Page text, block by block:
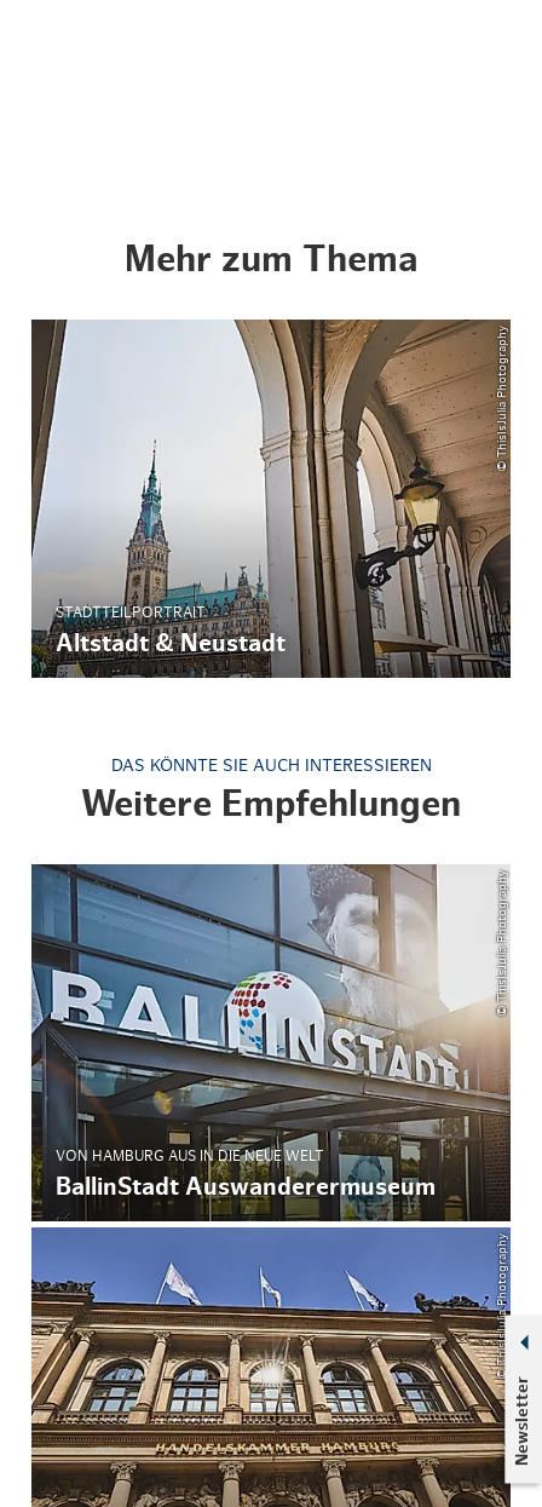
Newsletter
Mehr zum Thema
© ThisIsJulia Photography
STADTTEILPORTRAIT
Altstadt & Neustadt
DAS KÖNNTE SIE AUCH INTERESSIEREN
Weitere Empfehlungen
© ThisIsJulia Photography
VON HAMBURG AUS IN DIE NEUE WELT
BallinStadt Auswanderermuseum
© ThisIsJulia Photography